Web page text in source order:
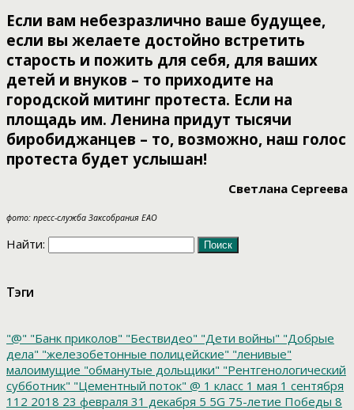
Если вам небезразлично ваше будущее,
если вы желаете достойно встретить
старость и пожить для себя, для ваших
детей и внуков – то приходите на
городской митинг протеста. Если на
площадь им. Ленина придут тысячи
биробиджанцев – то, возможно, наш голос
протеста будет услышан!
Светлана Сергеева
фото: пресс-служба Заксобрания ЕАО
Найти:
Тэги
"@" "Банк приколов" "Бествидео" "Дети войны" "Добрые
дела" "железобетонные полицейские" "ленивые"
малоимущие "обманутые дольщики" "Рентгенологический
субботник" "Цементный поток" @ 1 класс 1 мая 1 сентября
112 2018 23 февраля 31 декабря 5 5G 75-летие Победы 8